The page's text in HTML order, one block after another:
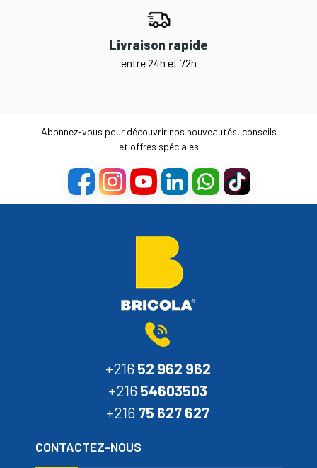
Livraison rapide
entre 24h et 72h
Abonnez-vous pour découvrir nos nouveautés, conseils
et offres spéciales
+216 52 962 962
+216 54603503
+216 75 627 627
CONTACTEZ-NOUS